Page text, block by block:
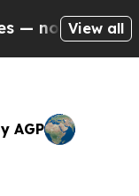
Taxpayers —
View all
AGP